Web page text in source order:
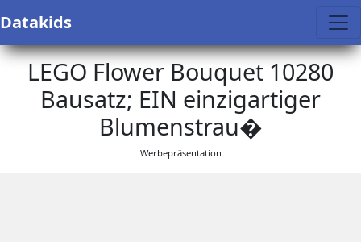
Datakids
LEGO Flower Bouquet 10280
Bausatz; EIN einzigartiger
Blumenstrau�
Werbepräsentation